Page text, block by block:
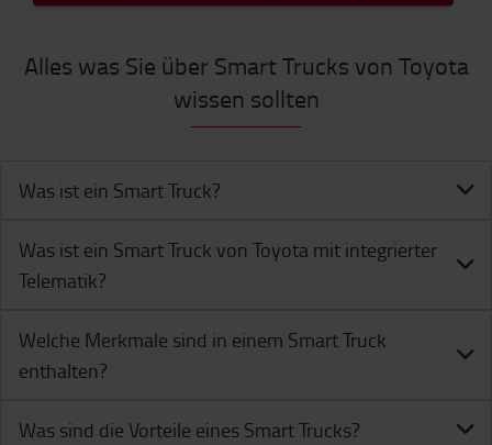
Alles was Sie über Smart Trucks von Toyota
wissen sollten
Was ist ein Smart Truck?
Was ist ein Smart Truck von Toyota mit integrierter
Telematik?
Welche Merkmale sind in einem Smart Truck
enthalten?
Was sind die Vorteile eines Smart Trucks?